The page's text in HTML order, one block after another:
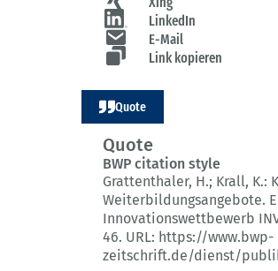
LinkedIn
E-Mail
Link kopieren
Quote
Quote
BWP citation style
Grattenthaler, H.; Krall, K.:
Weiterbildungsangebote.
Innovationswettbewerb
46. URL: https://www.bwp-
zeitschrift.de/dienst/